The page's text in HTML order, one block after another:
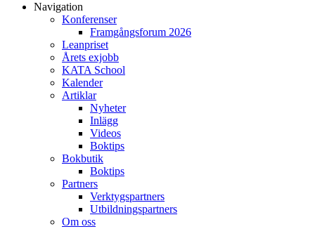
Navigation
Konferenser
Framgångsforum 2026
Leanpriset
Årets exjobb
KATA School
Kalender
Artiklar
Nyheter
Inlägg
Videos
Boktips
Bokbutik
Boktips
Partners
Verktygspartners
Utbildningspartners
Om oss